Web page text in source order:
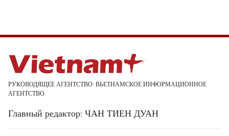
РУКОВОДЯЩЕЕ АГЕНТСТВО: ВЬЕТНАМСКОЕ ИНФОРМАЦИОННОЕ
АГЕНТСТВО
Главный редактор: ЧАН ТИЕН ДУАН